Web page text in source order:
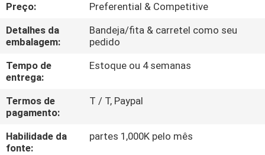
CONTACTE-
NOS
PEÇA
UMAS
CITAÇÕES
Preço:
Preferential & Competitive
Detalhes da
embalagem:
Bandeja/fita & carretel como seu
pedido
Tempo de
entrega:
Estoque ou 4 semanas
Termos de
pagamento:
T / T, Paypal
Habilidade da
fonte:
partes 1,000K pelo mês